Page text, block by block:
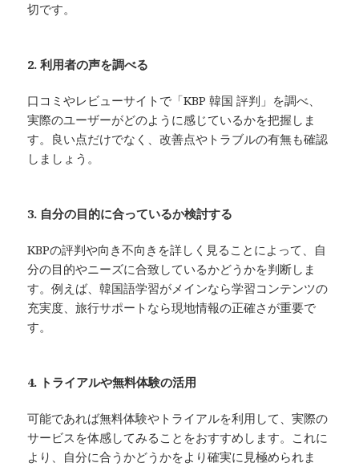
切です。
2. 利用者の声を調べる
口コミやレビューサイトで「KBP 韓国 評判」を調べ、
実際のユーザーがどのように感じているかを把握しま
す。良い点だけでなく、改善点やトラブルの有無も確認
しましょう。
3. 自分の目的に合っているか検討する
KBPの評判や向き不向きを詳しく見ることによって、自
分の目的やニーズに合致しているかどうかを判断しま
す。例えば、韓国語学習がメインなら学習コンテンツの
充実度、旅行サポートなら現地情報の正確さが重要で
す。
4. トライアルや無料体験の活用
可能であれば無料体験やトライアルを利用して、実際の
サービスを体感してみることをおすすめします。これに
より、自分に合うかどうかをより確実に見極められま